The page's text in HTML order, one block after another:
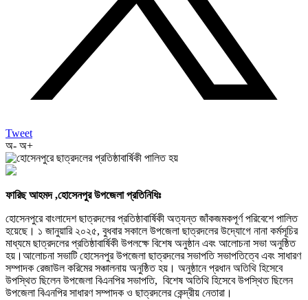
Tweet
অ- অ+
ফারিছ আহমদ ,হোসেনপুর উপজেলা প্রতিনিধিঃ
হোসেনপুরে বাংলাদেশ ছাত্রদলের প্রতিষ্ঠাবার্ষিকী অত্যন্ত জাঁকজমকপূর্ণ পরিবেশে পালিত
হয়েছে। ১ জানুয়ারি ২০২৫, বুধবার সকালে উপজেলা ছাত্রদলের উদ্যোগে নানা কর্মসূচির
মাধ্যমে ছাত্রদলের প্রতিষ্ঠাবার্ষিকী উপলক্ষে বিশেষ অনুষ্ঠান এবং আলোচনা সভা অনুষ্ঠিত
হয়।আলোচনা সভাটি হোসেনপুর উপজেলা ছাত্রদলের সভাপতি সভাপতিত্বে এবং সাধারণ
সম্পাদক রেজাউল করিমের সঞ্চালনায় অনুষ্ঠিত হয়। অনুষ্ঠানে প্রধান অতিথি হিসেবে
উপস্থিত ছিলেন উপজেলা বিএনপির সভাপতি, বিশেষ অতিথি হিসেবে উপস্থিত ছিলেন
উপজেলা বিএনপির সাধারণ সম্পাদক ও ছাত্রদলের কেন্দ্রীয় নেতারা।